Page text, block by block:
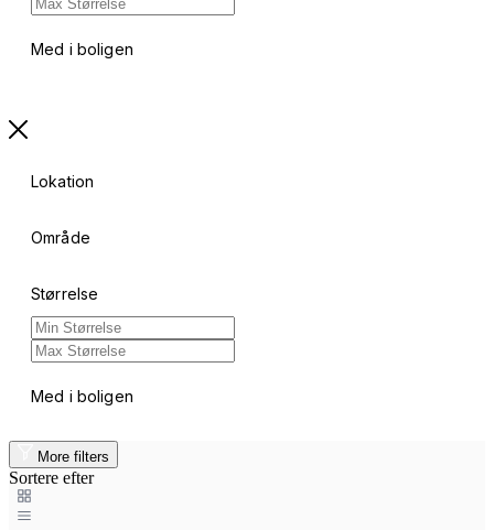
Med i boligen
Lokation
Område
Størrelse
Med i boligen
More filters
Sortere efter